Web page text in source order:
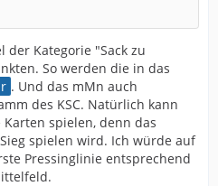
der Kategorie "Sack zu
So werden die in das
. Und das mMn auch
des KSC. Natürlich kann
spielen, denn das
spielen wird. Ich würde auf
Pressinglinie entsprechend